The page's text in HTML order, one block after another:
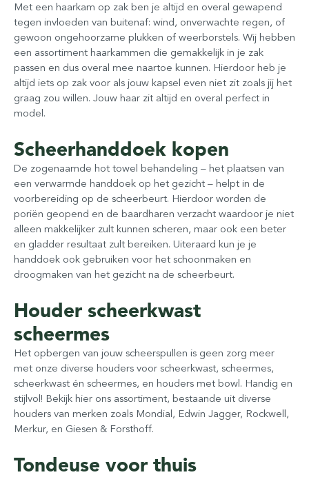
Met een haarkam op zak ben je altijd en overal gewapend
tegen invloeden van buitenaf: wind, onverwachte regen, of
gewoon ongehoorzame plukken of weerborstels. Wij hebben
een assortiment haarkammen die gemakkelijk in je zak
passen en dus overal mee naartoe kunnen. Hierdoor heb je
altijd iets op zak voor als jouw kapsel even niet zit zoals jij het
graag zou willen. Jouw haar zit altijd en overal perfect in
model.
Scheerhanddoek kopen
De zogenaamde hot towel behandeling – het plaatsen van
een verwarmde handdoek op het gezicht – helpt in de
voorbereiding op de scheerbeurt. Hierdoor worden de
poriën geopend en de baardharen verzacht waardoor je niet
alleen makkelijker zult kunnen scheren, maar ook een beter
en gladder resultaat zult bereiken. Uiteraard kun je je
handdoek ook gebruiken voor het schoonmaken en
droogmaken van het gezicht na de scheerbeurt.
Houder scheerkwast
scheermes
Het opbergen van jouw scheerspullen is geen zorg meer
met onze diverse houders voor scheerkwast, scheermes,
scheerkwast én scheermes, en houders met bowl. Handig en
stijlvol! Bekijk hier ons assortiment, bestaande uit diverse
houders van merken zoals Mondial, Edwin Jagger, Rockwell,
Merkur, en Giesen & Forsthoff.
Tondeuse voor thuis